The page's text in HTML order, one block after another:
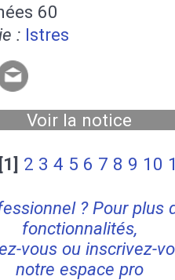
60
: Istres
Voir la notice
[1] 2 3 4 5 6 7 8 9 10
? Pour plus
fonctionnalités,
vous ou inscrivez-
notre espace pro